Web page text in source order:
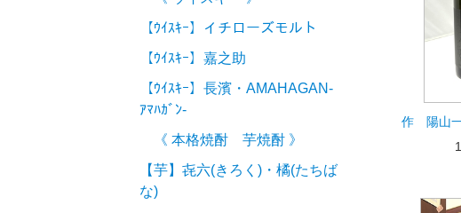
作 陽山
【ｳｲｽｷｰ】イチローズモルト
【ｳｲｽｷｰ】嘉之助
【ｳｲｽｷｰ】長濱・AMAHAGAN-
ｱﾏﾊｶﾞﾝ-
《 本格焼酎 芋焼酎 》
【芋】㐂六(きろく)・橘(たちば
な)